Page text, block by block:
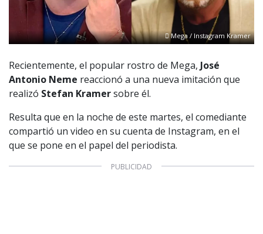
Mega / Instagram Kramer
Recientemente, el popular rostro de Mega, José
Antonio Neme reaccionó a una nueva imitación que
realizó Stefan Kramersobre él.
Resulta que en la noche de este martes, el comediante
compartió un video en su cuenta de Instagram, en el
que se pone en el papel del periodista.